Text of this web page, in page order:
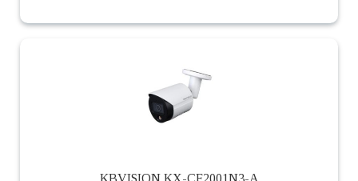
KBVISION KX-CF2001N3-A